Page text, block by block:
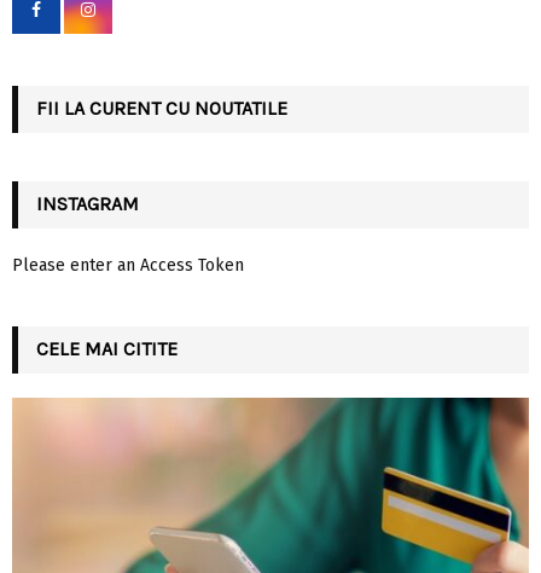
r
FII LA CURENT CU NOUTATILE
INSTAGRAM
Please enter an Access Token
CELE MAI CITITE